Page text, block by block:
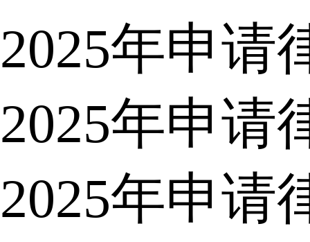
2025年申请
2025年申请
2025年申请